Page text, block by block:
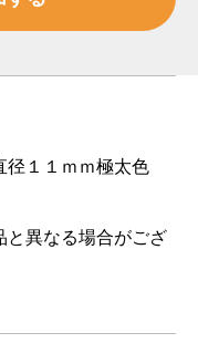
径１１ｍｍ極太色
異なる場合がござ